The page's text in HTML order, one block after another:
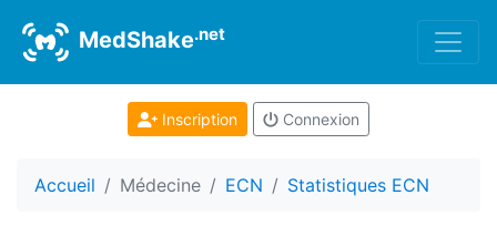
MedShake.net
Inscription Connexion
Accueil Médecine ECN Statistiques ECN